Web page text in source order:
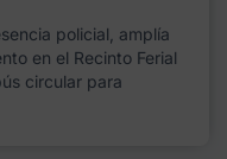
policial, amplía
en el Recinto Ferial
circular para